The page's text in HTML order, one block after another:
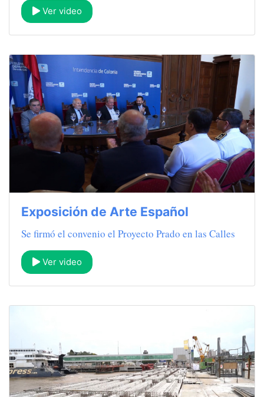
Ver video
Exposición de Arte Español
Se firmó el convenio el Proyecto Prado en las Calles
Ver video